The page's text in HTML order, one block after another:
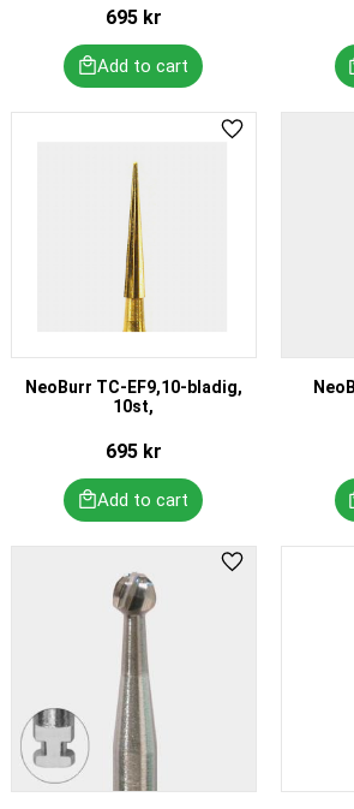
695kr
NeoBurr TC-EF9,10-bladig,
10st,
695kr
Add to favorites
Add to favorites